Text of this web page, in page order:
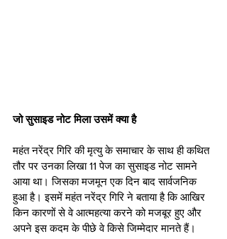
जो सुसाइड नोट मिला उसमें क्या है
महंत नरेंद्र गिरि की मृत्यु के समाचार के साथ ही कथित
तौर पर उनका लिखा 11 पेज का सुसाइड नोट सामने
आया था। जिसका मजमून एक दिन बाद सार्वजनिक
हुआ है। इसमें महंत नरेंद्र गिरि ने बताया है कि आखिर
किन कारणों से वे आत्महत्या करने को मजबूर हुए और
अपने इस कदम के पीछे वे किसे जिम्मेदार मानते हैं।